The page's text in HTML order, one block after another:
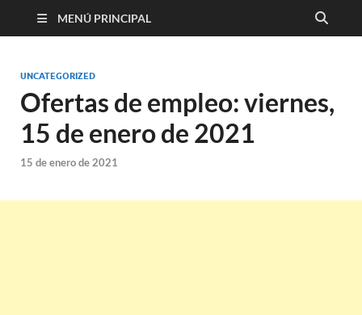
MENÚ PRINCIPAL
UNCATEGORIZED
Ofertas de empleo: viernes,
15 de enero de 2021
15 de enero de 2021